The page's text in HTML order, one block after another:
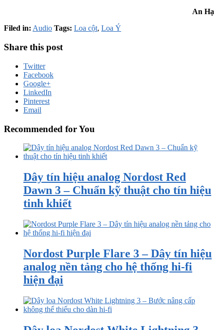
An Hạ
Filed in: Audio Tags: Loa cột, Loa Ý
Share this post
Twitter
Facebook
Google+
LinkedIn
Pinterest
Email
Recommended for You
Dây tín hiệu analog Nordost Red
Dawn 3 – Chuẩn kỹ thuật cho tín hiệu
tinh khiết
Nordost Purple Flare 3 – Dây tín hiệu
analog nền tảng cho hệ thống hi-fi
hiện đại